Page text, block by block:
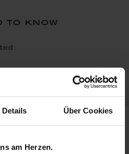
Details Über Cookies
am Herzen.
to know
from the easter